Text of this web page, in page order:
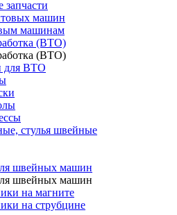
запчасти
машин
машинам
(ВТО)
(ВТО)
для ВТО
стулья швейные
швейных машин
швейных машин
на магните
на струбцине